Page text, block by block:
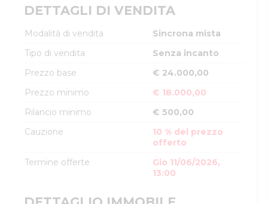
DETTAGLI DI VENDITA
Modalità di vendita
Sincrona mista
Tipo di vendita
Senza incanto
Prezzo base
€ 24.000,00
Prezzo minimo
€ 18.000,00
Rilancio minimo
€ 500,00
Cauzione
10 % del prezzo
offerto
Termine offerte
Gio 11/06/2026,
13:00